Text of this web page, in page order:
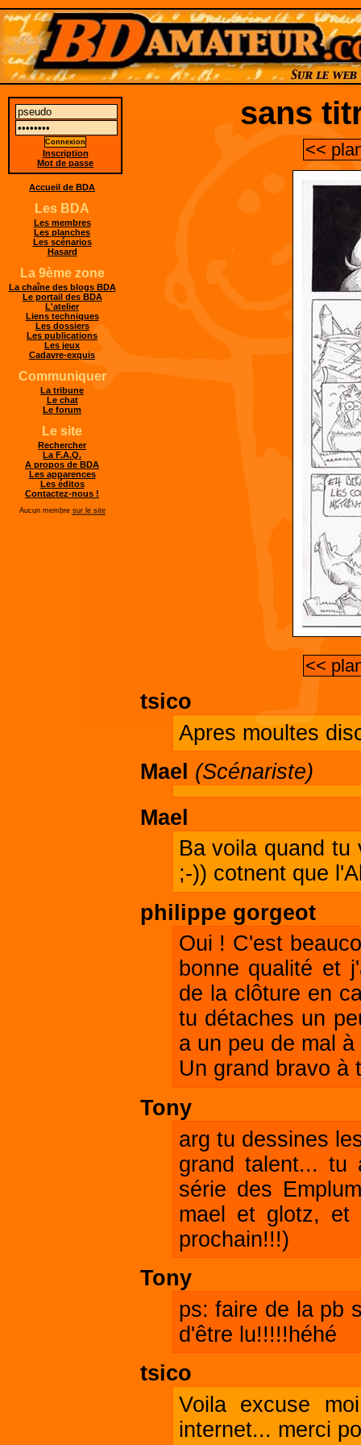
sans
<<
<<
tsico
Apres moultes
Mael (Scénariste)
Mael
Ba voila quand
;-)) cotnent que
philippe gorgeot
Oui ! C'est
bonne qualité et
de la clôture en
tu détaches un
a un peu de mal à
Un grand bravo à
Tony
arg tu dessines
grand talent... tu
série des
mael et glotz, et
prochain!!!)
Tony
ps: faire de la pb
d'être lu!!!!!héhé
tsico
Voila excuse
internet... merci
Inscription
Mot de passe
Accueil de BDA
Les BDA
Les membres
Les planches
Les scénarios
Hasard
La 9ème zone
La chaîne des blogs BDA
Le portail des BDA
L'atelier
Liens techniques
Les dossiers
Les publications
Les jeux
Cadavre-exquis
Communiquer
La tribune
Le chat
Le forum
Le site
Rechercher
La F.A.Q.
A propos de BDA
Les apparences
Les éditos
Contactez-nous !
Aucun membre sur le site